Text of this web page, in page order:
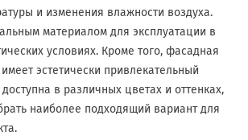
и изменения влажности воздуха.
материалом для эксплуатации в
условиях. Кроме того, фасадная
имеет эстетически привлекательный
в различных цветах и оттенках,
наиболее подходящий вариант для